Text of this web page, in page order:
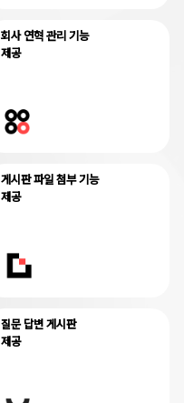
회사 연혁 관리 기능
제공
게시판 파일 첨부 기능
제공
질문 답변 게시판
제공